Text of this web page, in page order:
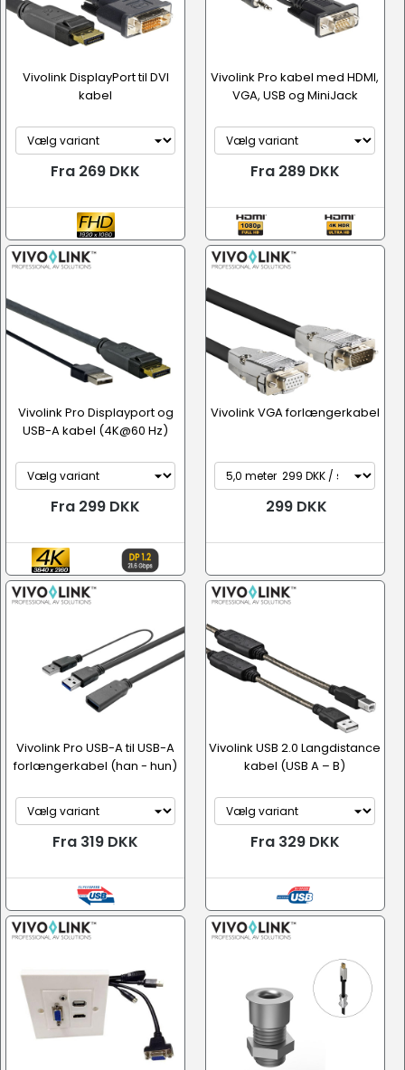
Vivolink DisplayPort til DVI
kabel
Fra 269 DKK
Vivolink Pro kabel med HDMI,
VGA, USB og MiniJack
Fra 289 DKK
Vivolink Pro Displayport og
USB-A kabel (4K@60 Hz)
Fra 299 DKK
Vivolink VGA forlængerkabel
299 DKK
Vivolink Pro USB-A til USB-A
forlængerkabel (han - hun)
Fra 319 DKK
Vivolink USB 2.0 Langdistance
kabel (USB A – B)
Fra 329 DKK